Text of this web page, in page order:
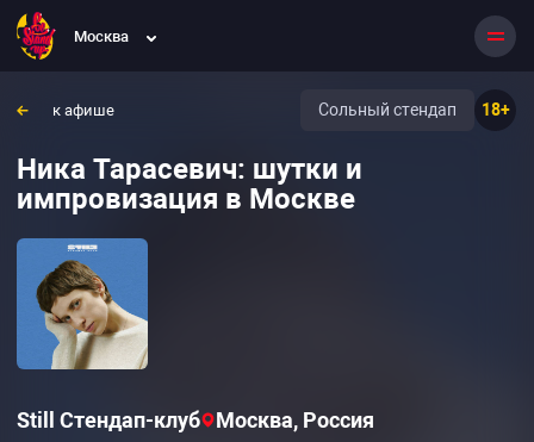
Москва
к афише 18+
Сольный стендап
Ника Тарасевич: шутки и
импровизация в Москве
Still Стендап-клуб Москва, Россия